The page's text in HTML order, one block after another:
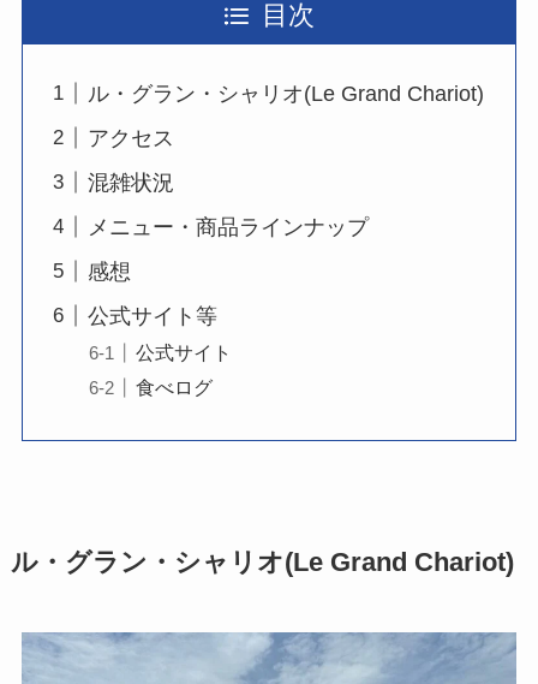
目次
ル・グラン・シャリオ(Le Grand Chariot)
アクセス
混雑状況
メニュー・商品ラインナップ
感想
公式サイト等
公式サイト
食べログ
ル・グラン・シャリオ(Le Grand Chariot)